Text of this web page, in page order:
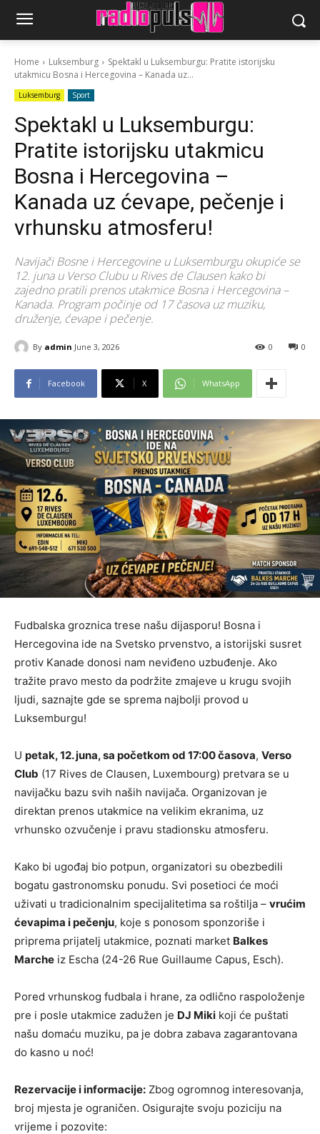
Home Luksemburg
Spektakl u Luksemburgu: Pratite istorijsku
utakmicu Bosna i Hercegovina – Kanada uz...
Luksemburg Sport
Spektakl u Luksemburgu:
Pratite istorijsku utakmicu
Bosna i Hercegovina –
Kanada uz ćevape, pečenje i
vrhunsku atmosferu!
Navijači Bosne i Hercegovine u Luksemburgu okupiće se
12. juna u Verso Clubu u Rives de Clausen kako bi
zajedno pratili prenos utakmice Bosna i Hercegovina –
Kanada. Program počinje od 17 časova uz muziku,
druženje, ćevape i pečenje.
By admin June 3, 2026 0
0
Facebook X WhatsApp
Fudbalska groznica trese našu dijasporu! Bosna i
Hercegovina ide na Svetsko prvenstvo, a istorijski susret
protiv Kanade donosi nam neviđeno uzbuđenje. Ako
tražite pravo mesto da podržite zmajeve u krugu svojih
ljudi, saznajte gde se sprema najbolji provod u
Luksemburgu!
U petak, 12. juna, sa početkom od 17:00 časova, Verso
Club (17 Rives de Clausen, Luxembourg) pretvara se u
navijačku bazu svih naših navijača. Organizovan je
direktan prenos utakmice na velikim ekranima, uz
vrhunsko ozvučenje i pravu stadionsku atmosferu.
Kako bi ugođaj bio potpun, organizatori su obezbedili
bogatu gastronomsku ponudu. Svi posetioci će moći
uživati u tradicionalnim specijalitetima sa roštilja – vrućim
ćevapima i pečenju, koje s ponosom sponzoriše i
priprema prijatelj utakmice, poznati market Balkes
Marche iz Escha (24-26 Rue Guillaume Capus, Esch).
Pored vrhunskog fudbala i hrane, za odlično raspoloženje
pre i posle utakmice zadužen je DJ Miki koji će puštati
našu domaću muziku, pa je dobra zabava zagarantovana
do kasno u noć!
Rezervacije i informacije: Zbog ogromnog interesovanja,
broj mjesta je ograničen. Osigurajte svoju poziciju na
vrijeme i pozovite: